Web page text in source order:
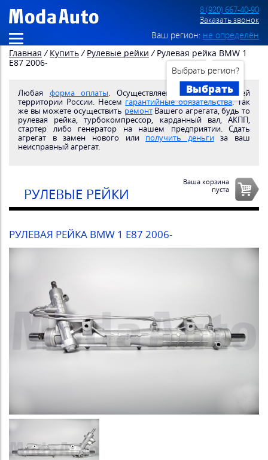
8 (920) 667-40-90
Заказать звонок
Ваш регион: не определён
Выбрать регион?
Выбрать
Главная / Купить / Рулевые рейки / Рулевая рейка BMW 1
E87 2006-
Любая форма оплаты. Осуществляем доставкупо всей
территории России. Несем гарантийные обязательства. Так
же вы можете осуществить ремонтВашего агрегата, будь то
рулевая рейка, турбокомпрессор, карданный вал, АКПП,
стартер либо генератор на нашем предприятии. Сдать
агрегат в замен нового или получить деньгиза ваш
неисправный агрегат.
РУЛЕВЫЕ РЕЙКИ
Ваша корзина
пуста
РУЛЕВАЯ РЕЙКА BMW 1 E87 2006-